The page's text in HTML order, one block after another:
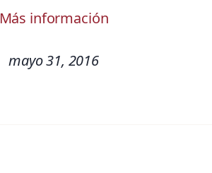
Más información
mayo 31, 2016